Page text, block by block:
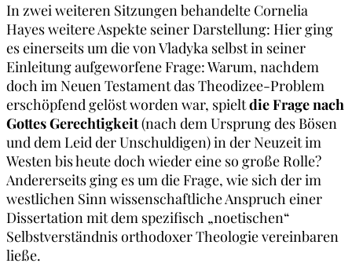
In zwei weiteren Sitzungen behandelte Cornelia
Hayes weitere Aspekte seiner Darstellung: Hier ging
es einerseits um die von Vladyka selbst in seiner
Einleitung aufgeworfene Frage: Warum, nachdem
doch im Neuen Testament das Theodizee-Problem
erschöpfend gelöst worden war, spieltdie Frage nach
Gottes Gerechtigkeit(nach dem Ursprung des Bösen
und dem Leid der Unschuldigen) in der Neuzeit im
Westen bis heute doch wieder eine so große Rolle?
Andererseits ging es um die Frage, wie sich der im
westlichen Sinn wissenschaftliche Anspruch einer
Dissertation mit dem spezifisch „noetischen“
Selbstverständnis orthodoxer Theologie vereinbaren
ließe.